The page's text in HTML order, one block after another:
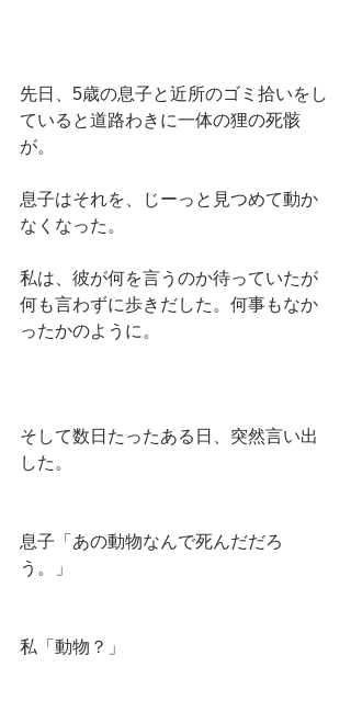
先日、5歳の息子と近所のゴミ拾いをし
ていると道路わきに一体の狸の死骸
が。
息子はそれを、じーっと見つめて動か
なくなった。
私は、彼が何を言うのか待っていたが
何も言わずに歩きだした。何事もなか
ったかのように。
そして数日たったある日、突然言い出
した。
息子「あの動物なんで死んだだろ
う。」
私「動物？」